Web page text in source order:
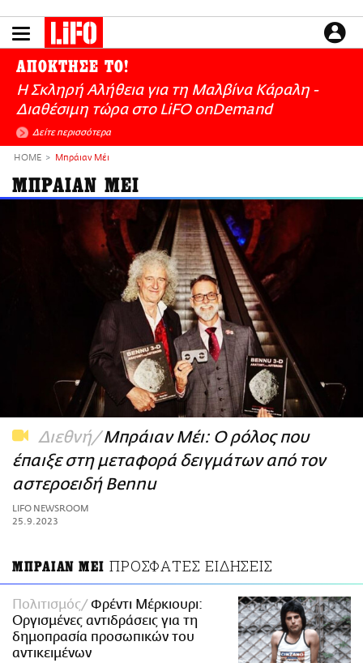
το
NEWSLETTER
ΜΙΚΡΟΠΡΑΓΜΑΤΑ
THE GOOD LIFO
ΕΙΔΗΣΕΙΣ
CULTURE
ΑΠΟΨΕΙΣ
ΤΡΟΠΟΣ ΖΩΗΣ
PODCASTS
Plus
ΑΠΟΚΤΗΣΕ ΤΟ!
Η Σκληρή Αλήθεια για τη Μαλβίνα Κάραλη -
Διαθέσιμη τώρα στo LiFO onDemand
Δείτε περισσότερα
HOME Μπράιαν Μέι
ΜΠΡΑΙΑΝ ΜΕΙ
Διεθνή Μπράιαν Μέι: Ο ρόλος που
έπαιξε στη μεταφορά δειγμάτων από τον
αστεροειδή Bennu
LIFO NEWSROOM
25.9.2023
ΜΠΡΑΙΑΝ ΜΕΙ ΠΡΟΣΦΑΤΕΣ ΕΙΔΗΣΕΙΣ
Πολιτισμός
Φρέντι Μέρκιουρι:
Οργισμένες αντιδράσεις για τη
δημοπρασία προσωπικών του
αντικειμένων